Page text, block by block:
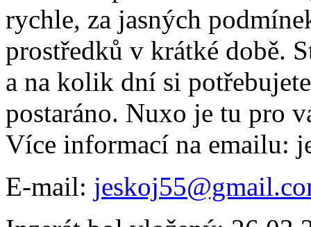
rychle, za jasných
prostředků v krátké době.
a na kolik dní si
postaráno. Nuxo je tu pro
Více informací na emailu:
E-mail: